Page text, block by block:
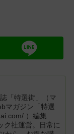
「特選街」（マ
マガジン「特選
）編集
ク社運営。日常に